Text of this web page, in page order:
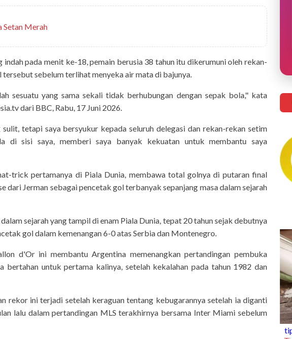
Setan Merah
indah pada menit ke-18, pemain berusia 38 tahun itu dikerumuni oleh rekan-
sebelum terlihat menyeka air mata di bajunya.
sesuatu yang sama sekali tidak berhubungan dengan sepak bola," kata
dari BBC, Rabu, 17 Juni 2026.
tetapi saya bersyukur kepada seluruh delegasi dan rekan-rekan setim
di sisi saya, memberi saya banyak kekuatan untuk membantu saya
trick pertamanya di Piala Dunia, membawa total golnya di putaran final
dari Jerman sebagai pencetak gol terbanyak sepanjang masa dalam sejarah
sejarah yang tampil di enam Piala Dunia, tepat 20 tahun sejak debutnya
gol dalam kemenangan 6-0 atas Serbia dan Montenegro.
d'Or ini membantu Argentina memenangkan pertandingan pembuka
bertahan untuk pertama kalinya, setelah kekalahan pada tahun 1982 dan
rekor ini terjadi setelah keraguan tentang kebugarannya setelah ia diganti
lalu dalam pertandingan MLS terakhirnya bersama Inter Miami sebelum